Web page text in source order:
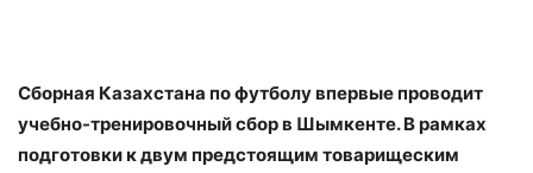
Сборная Казахстана по футболу впервые проводит
учебно-тренировочный сбор в Шымкенте. В рамках
подготовки к двум предстоящим товарищеским